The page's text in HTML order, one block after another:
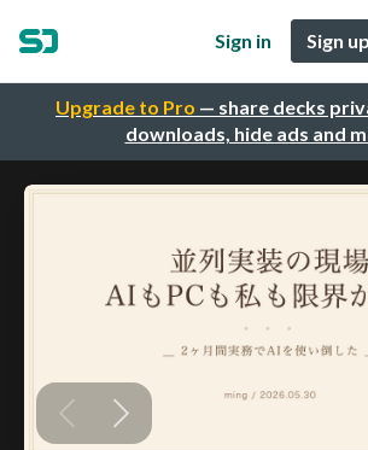
Upgrade to Pro — share decks
downloads, hide ads and
Sign in Sign